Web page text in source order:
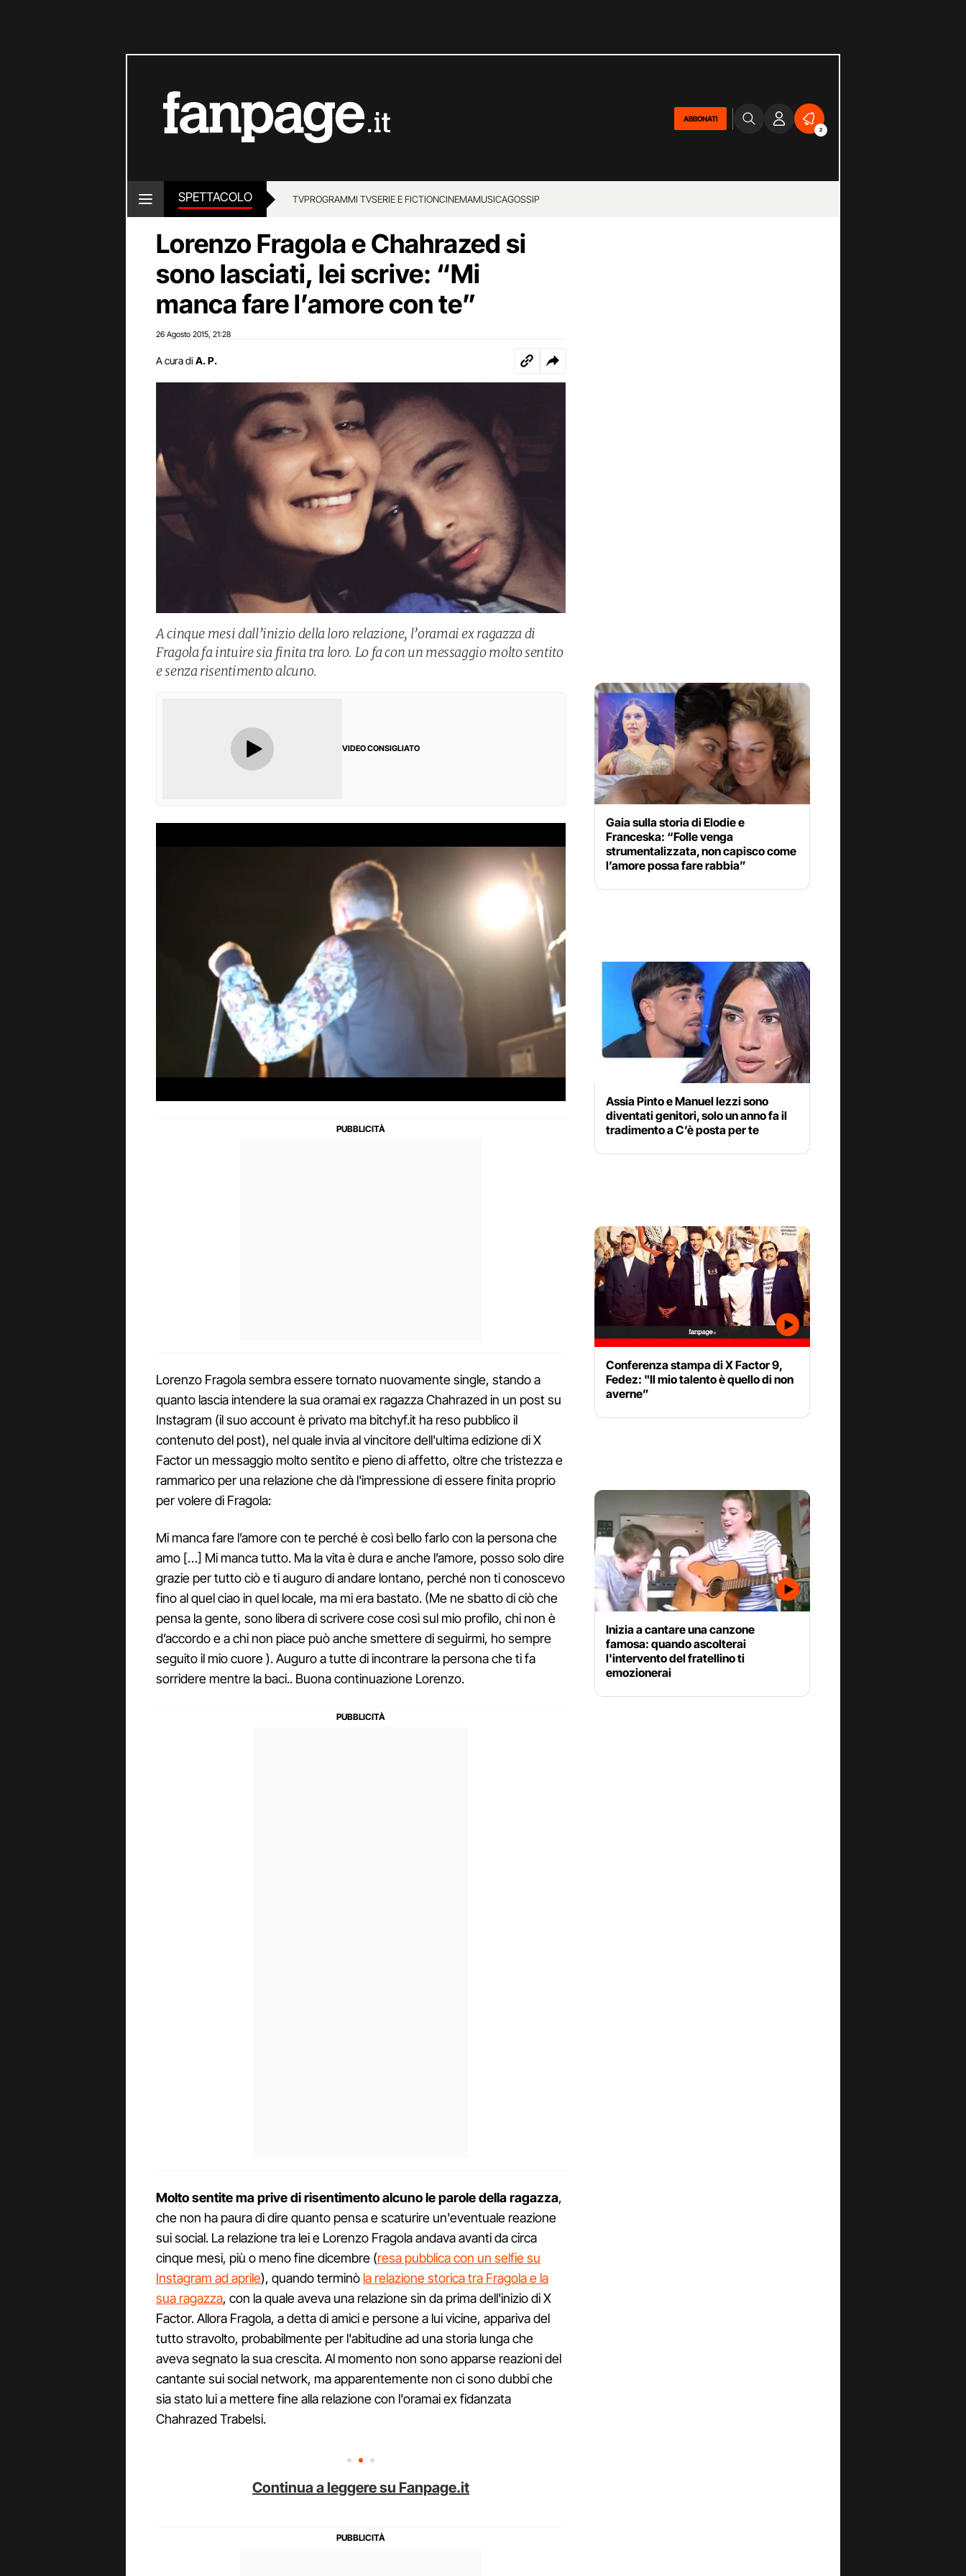
ABBONATI
2
SPETTACOLO TVPROGRAMMI TVSERIE E FICTIONCINEMAMUSICAGOSSIP
Lorenzo Fragola e Chahrazed si
sono lasciati, lei scrive: “Mi
manca fare l’amore con te”
26 Agosto 2015 21:28
A cura di A. P.
A cinque mesi dall’inizio della loro relazione, l’oramai ex ragazza di
Fragola fa intuire sia finita tra loro. Lo fa con un messaggio molto sentito
e senza risentimento alcuno.
VIDEO CONSIGLIATO
Lorenzo Fragola sembra essere tornato nuovamente single, stando a
quanto lascia intendere la sua oramai ex ragazza Chahrazed in un post su
Instagram (il suo account è privato ma bitchyf.it ha reso pubblico il
contenuto del post), nel quale invia al vincitore dell'ultima edizione di X
Factor un messaggio molto sentito e pieno di affetto, oltre che tristezza e
rammarico per una relazione che dà l'impressione di essere finita proprio
per volere di Fragola:
Mi manca fare l’amore con te perché è così bello farlo con la persona che
amo […] Mi manca tutto. Ma la vita è dura e anche l’amore, posso solo dire
grazie per tutto ciò e ti auguro di andare lontano, perché non ti conoscevo
fino al quel ciao in quel locale, ma mi era bastato. (Me ne sbatto di ciò che
pensa la gente, sono libera di scrivere cose così sul mio profilo, chi non è
d’accordo e a chi non piace può anche smettere di seguirmi, ho sempre
seguito il mio cuore ). Auguro a tutte di incontrare la persona che ti fa
sorridere mentre la baci.. Buona continuazione Lorenzo.
Molto sentite ma prive di risentimento alcuno le parole della ragazza,
che non ha paura di dire quanto pensa e scaturire un'eventuale reazione
sui social. La relazione tra lei e Lorenzo Fragola andava avanti da circa
cinque mesi, più o meno fine dicembre (resa pubblica con un selfie su
Instagram ad aprile), quando terminò la relazione storica tra Fragola e la
sua ragazza, con la quale aveva una relazione sin da prima dell'inizio di X
Factor. Allora Fragola, a detta di amici e persone a lui vicine, appariva del
tutto stravolto, probabilmente per l'abitudine ad una storia lunga che
aveva segnato la sua crescita. Al momento non sono apparse reazioni del
cantante sui social network, ma apparentemente non ci sono dubbi che
sia stato lui a mettere fine alla relazione con l'oramai ex fidanzata
Chahrazed Trabelsi.
Continua a leggere su Fanpage.it
Gaia sulla storia di Elodie e
Franceska: “Folle venga
strumentalizzata, non capisco come
l’amore possa fare rabbia”
Assia Pinto e Manuel Iezzi sono
diventati genitori, solo un anno fa il
tradimento a C’è posta per te
Conferenza stampa di X Factor 9,
Fedez: "Il mio talento è quello di non
averne”
Inizia a cantare una canzone
famosa: quando ascolterai
l'intervento del fratellino ti
emozionerai